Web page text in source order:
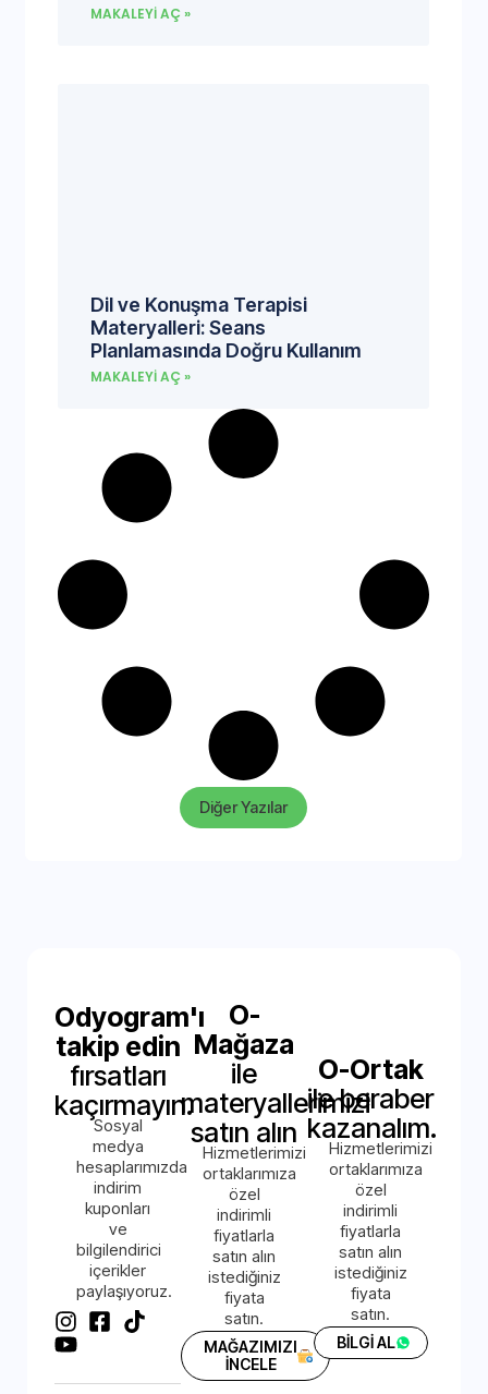
MAKALEYI AÇ »
Dil ve Konuşma Terapisi
Materyalleri: Seans
Planlamasında Doğru Kullanım
MAKALEYI AÇ »
Diğer Yazılar
Odyogram'ı
takip edin
fırsatları
kaçırmayın.
Sosyal
medya
hesaplarımızda
indirim
kuponları
ve
bilgilendirici
içerikler
paylaşıyoruz.
O-
Mağaza
ile
materyallerimizi
satın alın
Hizmetlerimizi
ortaklarımıza
özel
indirimli
fiyatlarla
satın alın
istediğiniz
fiyata
satın.
MAĞAZIMIZI
İNCELE
O-Ortak
ile beraber
kazanalım.
Hizmetlerimizi
ortaklarımıza
özel
indirimli
fiyatlarla
satın alın
istediğiniz
fiyata
satın.
BİLGİ AL